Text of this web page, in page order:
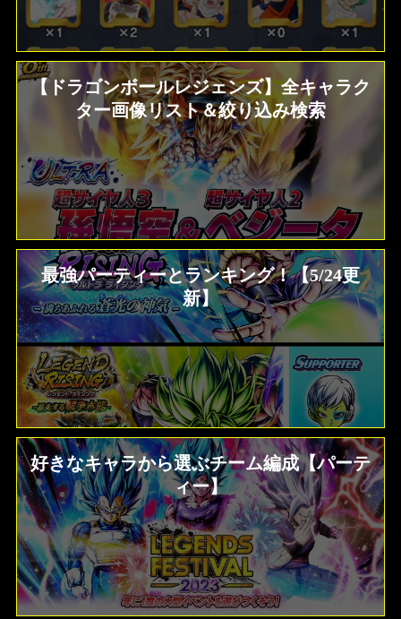
【ドラゴンボールレジェンズ】全キャラク
ター画像リスト＆絞り込み検索
最強パーティーとランキング！【5/24更
新】
好きなキャラから選ぶチーム編成【パーテ
ィー】